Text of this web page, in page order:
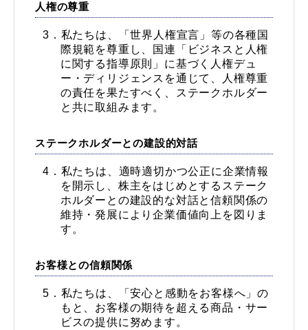
人権の尊重
私たちは、「世界人権宣言」等の各種国
際規範を尊重し、国連「ビジネスと人権
に関する指導原則」に基づく人権デュ
ー・ディリジェンスを通じて、人権尊重
の責任を果たすべく、ステークホルダー
と共に取組みます。
ステークホルダーとの建設的対話
私たちは、適時適切かつ公正に企業情報
を開示し、株主をはじめとするステーク
ホルダーとの建設的な対話と信頼関係の
維持・発展により企業価値向上を図りま
す。
お客様との信頼関係
私たちは、「安心と感動をお客様へ」の
もと、お客様の期待を超える商品・サー
ビスの提供に努めます。